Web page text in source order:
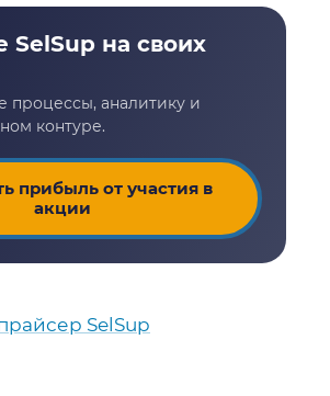
прибыль от участия в
акции
SelSup